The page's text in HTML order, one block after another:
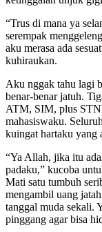
“Trus di mana ya
serempak
aku merasa ada
kuhiraukan.
Aku nggak tahu lagi
benar-benar jatuh.
ATM, SIM, plus
mahasiswaku.
kuingat hartaku yang
“Ya Allah, jika itu
padaku,” kucoba
Mati satu tumbuh
mengambil uang
tanggal muda sekali.
pinggang agar bisa